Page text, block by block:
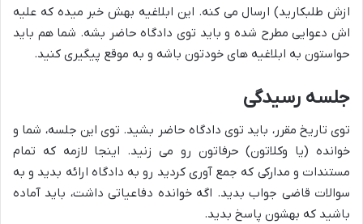
ازش طلبکارید) ارسال می کنه. این ابلاغیه بهش خبر میده که علیه
اش دعوایی مطرح شده و باید توی دادگاه حاضر بشه. شما هم باید
حواستون به ابلاغیه های خودتون باشه و به موقع پیگیری کنید.
جلسه رسیدگی
توی تاریخ مقرر، باید توی دادگاه حاضر بشید. توی این جلسه، شما و
خوانده (یا وکلاتون) حرفاتون رو می زنید. اینجا لازمه که تمام
مستندات و مدارکی که جمع آوری کردید رو به دادگاه ارائه بدید و به
سوالات قاضی جواب بدید. اگه خوانده دفاعیاتی داشت، باید آماده
باشید که بهشون پاسخ بدید.